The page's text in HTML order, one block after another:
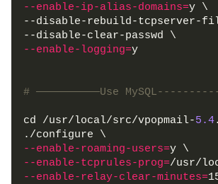
--enable-ip-alias-domains=y \
--disable-rebuild-tcpserver-
--disable-clear-passwd \
--enable-logging=y
# ——————————Use
cd /usr/local/src/vpopmail-5.4
./configure \
--enable-roaming-users=y \
--enable-tcprules-prog=/usr/
--enable-relay-clear-minutes=